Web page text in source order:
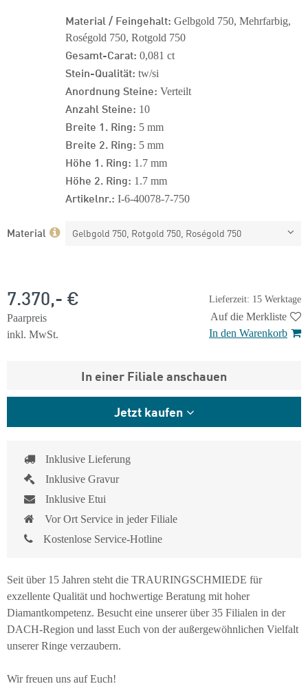
Material / Feingehalt: Gelbgold 750, Mehrfarbig,
Roségold 750, Rotgold 750
Gesamt-Carat: 0,081 ct
Stein-Qualität: tw/si
Anordnung Steine: Verteilt
Anzahl Steine: 10
Breite 1. Ring: 5 mm
Breite 2. Ring: 5 mm
Höhe 1. Ring: 1.7 mm
Höhe 2. Ring: 1.7 mm
Artikelnr.: I-6-40078-7-750
Material Gelbgold 750, Rotgold 750, Roségold 750
Lieferzeit: 15 Werktage
7.370,- €
Paarpreis
inkl. MwSt.
Auf die Merkliste
In den Warenkorb
In einer Filiale anschauen
Jetzt kaufen
Inklusive Lieferung
Inklusive Gravur
Inklusive Etui
Vor Ort Service in jeder Filiale
Kostenlose Service-Hotline
Seit über 15 Jahren steht die TRAURINGSCHMIEDE für
exzellente Qualität und hochwertige Beratung mit hoher
Diamantkompetenz. Besucht eine unserer über 35 Filialen in der
DACH-Region und lasst Euch von der außergewöhnlichen Vielfalt
unserer Ringe verzaubern.
Wir freuen uns auf Euch!